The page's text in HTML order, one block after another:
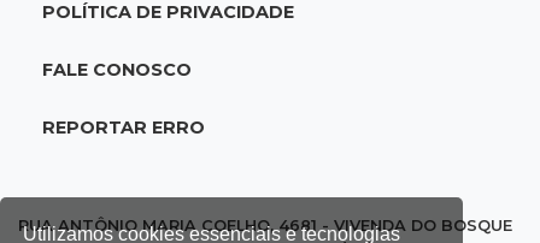
Utilizamos cookies essenciais e tecnologias
Palmeiras e Inter ficam no 0 a 0 pela 22ª
1% da população de pets na Capital
POLÍTICA DE PRIVACIDADE
FALE CONOSCO
REPORTAR ERRO
RUA ANTÔNIO MARIA COELHO, 4681 - VIVENDA DO BOSQUE